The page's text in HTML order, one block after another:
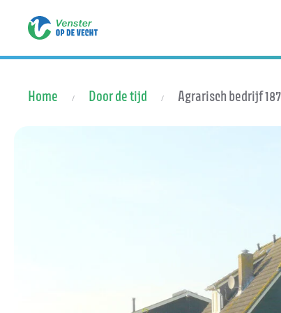
Terug naar hoofdinhoud
Home Door de tijd Agrarisch bedrijf